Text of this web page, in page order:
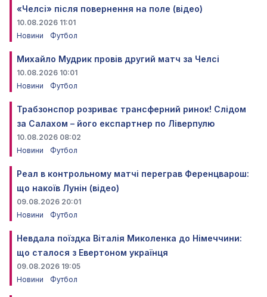
«Челсі» після повернення на поле (відео)
10.08.2026 11:01
Новини
Футбол
Михайло Мудрик провів другий матч за Челсі
10.08.2026 10:01
Новини
Футбол
Трабзонспор розриває трансферний ринок! Слідом
за Салахом – його експартнер по Ліверпулю
10.08.2026 08:02
Новини
Футбол
Реал в контрольному матчі переграв Ференцварош:
що накоїв Лунін (відео)
09.08.2026 20:01
Новини
Футбол
Невдала поїздка Віталія Миколенка до Німеччини:
що сталося з Евертоном українця
09.08.2026 19:05
Новини
Футбол